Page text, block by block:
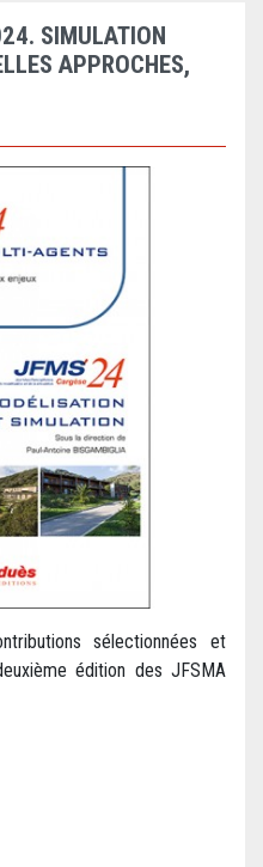
SIMULATION
APPROCHES,
sélectionnées et
édition des JFSMA